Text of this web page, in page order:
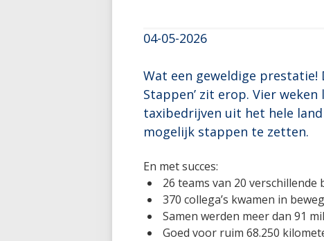
04-05-2026
Wat een geweldige prestatie!
Stappen’ zit erop. Vier
taxibedrijven uit het hele
mogelijk stappen te zetten.
En met succes:
26 teams van 20 verschillende
370 collega’s kwamen in
Samen werden meer dan 91
Goed voor ruim 68.250